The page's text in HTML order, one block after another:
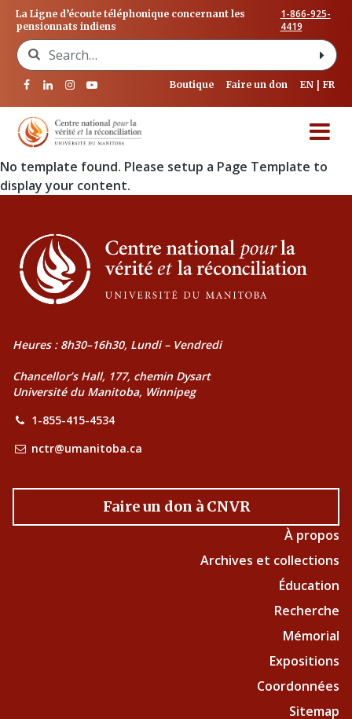
La Ligne d’écoute téléphonique concernant les
pensionnats indiens
1-866-925-
4419
Search for:
Boutique Faire un don EN FR
No template found. Please setup a Page Template to
display your content.
Heures : 8h30–16h30, Lundi – Vendredi
Chancellor’s Hall, 177, chemin Dysart
Université du Manitoba, Winnipeg
1-855-415-4534
nctr@umanitoba.ca
Faire un don à CNVR
À propos
Archives et collections
Éducation
Recherche
Mémorial
Expositions
Coordonnées
Sitemap